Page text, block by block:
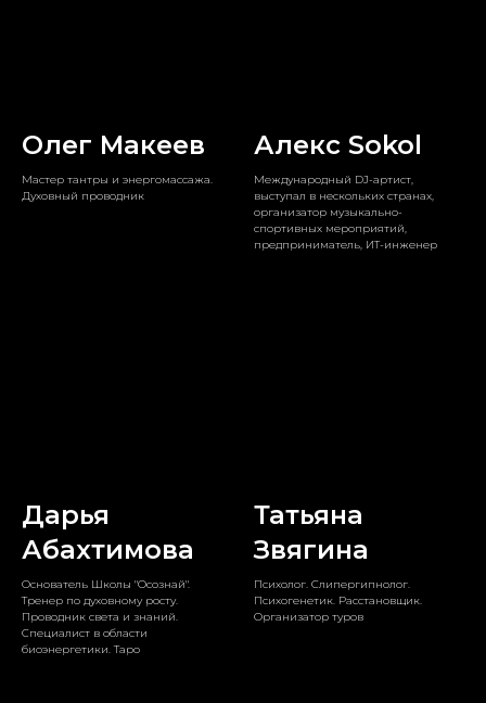
Олег Макеев
Мастер тантры и энергомассажа.
Духовный проводник
Алекс Sokol
Международный DJ-артист,
выступал в нескольких странах,
организатор музыкально-
спортивных мероприятий,
предприниматель, ИТ-инженер
Дарья
Абахтимова
Основатель Школы "Осознай".
Тренер по духовному росту.
Проводник света и знаний.
Специалист в области
биоэнергетики. Таро
Татьяна
Звягина
Психолог. Слипергипнолог.
Психогенетик. Расстановщик.
Организатор туров